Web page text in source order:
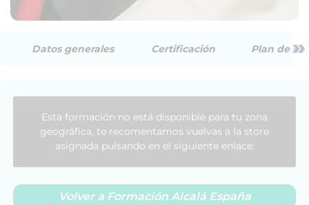
Datos generales Certificación Plan de »
Esta formación no está disponible para tu zona
geográfica, te recomentamos vuelvas a la store
asignada pulsando en el siguiente enlace:
Volver a Formación Alcalá España